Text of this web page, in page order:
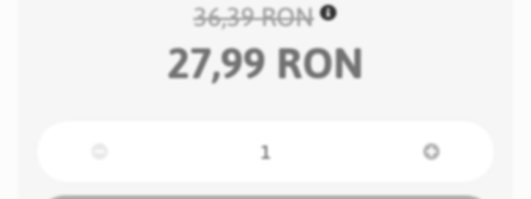
36,39 RON
27,99 RON